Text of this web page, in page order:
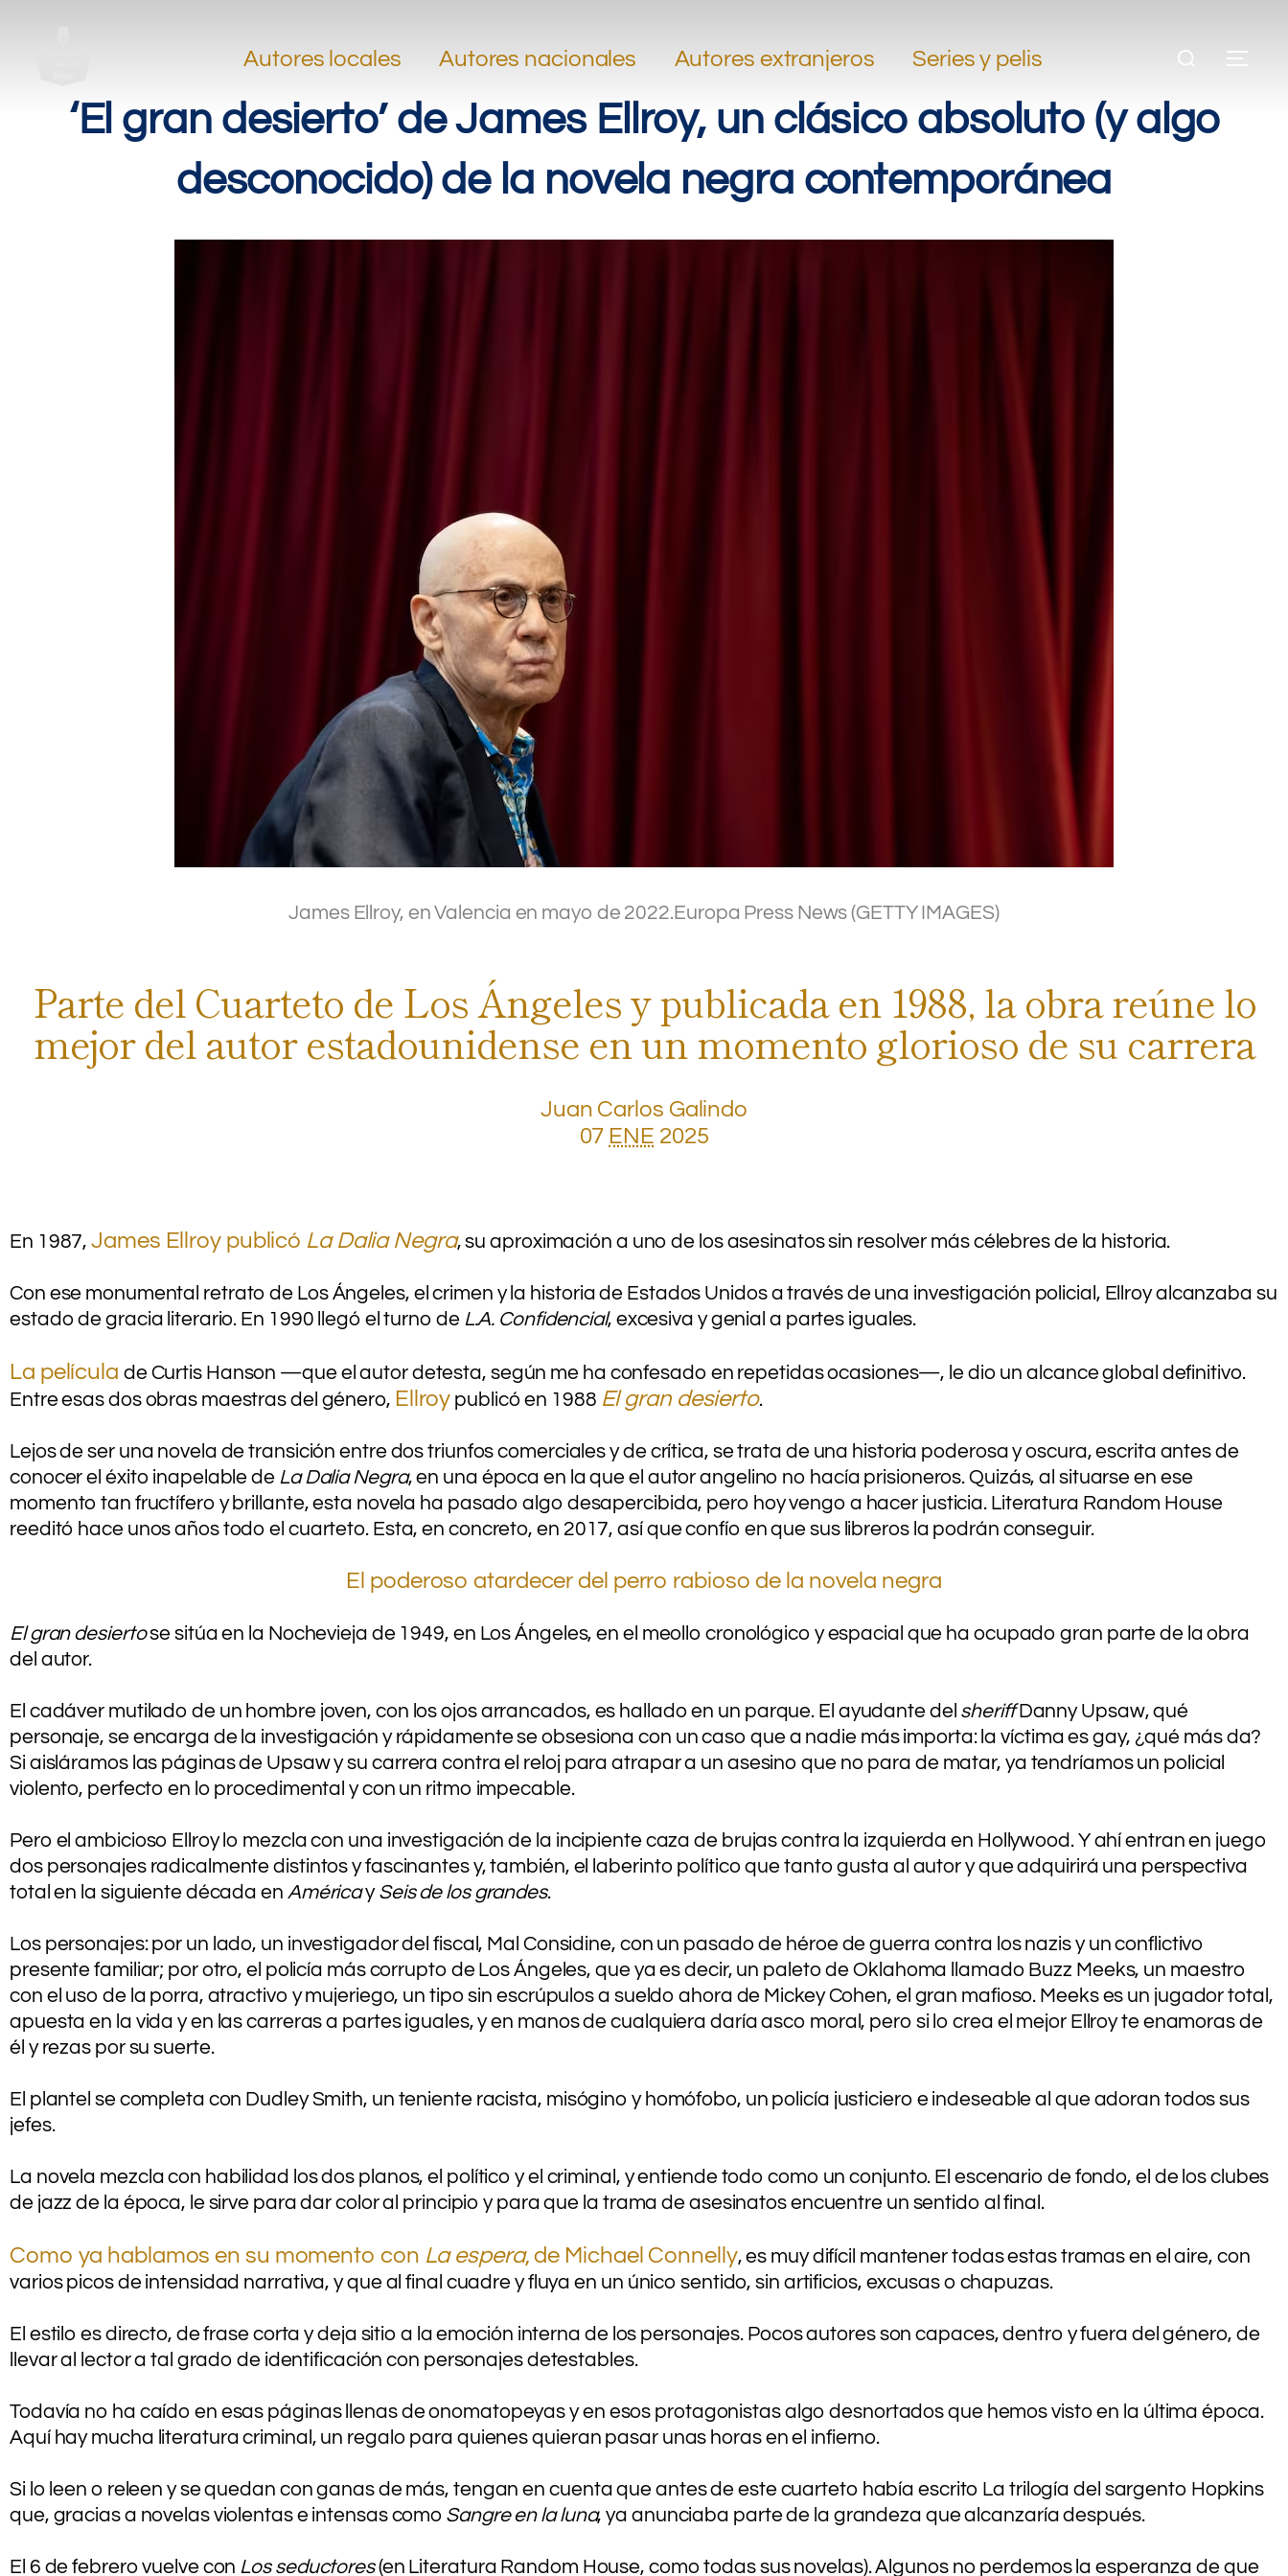
Autores locales Autores nacionales Autores extranjeros Series y pelis
‘El gran desierto’ de James Ellroy, un clásico absoluto (y algo
desconocido) de la novela negra contemporánea
James Ellroy, en Valencia en mayo de 2022.Europa Press News (GETTY IMAGES)
Parte del Cuarteto de Los Ángeles y publicada en 1988, la obra reúne lo
mejor del autor estadounidense en un momento glorioso de su carrera
Juan Carlos Galindo
07 ENE 2025
En 1987,James Ellroy publicó La Dalia Negra, su aproximación a uno de los asesinatos sin resolver más célebres de la historia.
Con ese monumental retrato de Los Ángeles, el crimen y la historia de Estados Unidos a través de una investigación policial, Ellroy alcanzaba su
estado de gracia literario. En 1990 llegó el turno de L.A. Confidencial, excesiva y genial a partes iguales.
La película de Curtis Hanson —que el autor detesta, según me ha confesado en repetidas ocasiones—, le dio un alcance global definitivo.
Entre esas dos obras maestras del género, Ellroy publicó en 1988 El gran desierto.
Lejos de ser una novela de transición entre dos triunfos comerciales y de crítica, se trata de una historia poderosa y oscura, escrita antes de
conocer el éxito inapelable de La Dalia Negra, en una época en la que el autor angelino no hacía prisioneros. Quizás, al situarse en ese
momento tan fructífero y brillante, esta novela ha pasado algo desapercibida, pero hoy vengo a hacer justicia. Literatura Random House
reeditó hace unos años todo el cuarteto. Esta, en concreto, en 2017, así que confío en que sus libreros la podrán conseguir.
El poderoso atardecer del perro rabioso de la novela negra
El gran desiertose sitúa en la Nochevieja de 1949, en Los Ángeles, en el meollo cronológico y espacial que ha ocupado gran parte de la obra
del autor.
El cadáver mutilado de un hombre joven, con los ojos arrancados, es hallado en un parque. El ayudante del sheriffDanny Upsaw, qué
personaje, se encarga de la investigación y rápidamente se obsesiona con un caso que a nadie más importa: la víctima es gay, ¿qué más da?
Si aisláramos las páginas de Upsaw y su carrera contra el reloj para atrapar a un asesino que no para de matar, ya tendríamos un policial
violento, perfecto en lo procedimental y con un ritmo impecable.
Pero el ambicioso Ellroy lo mezcla con una investigación de la incipiente caza de brujas contra la izquierda en Hollywood. Y ahí entran en juego
dos personajes radicalmente distintos y fascinantes y, también, el laberinto político que tanto gusta al autor y que adquirirá una perspectiva
total en la siguiente década en AméricaySeis de los grandes.
Los personajes: por un lado, un investigador del fiscal, Mal Considine, con un pasado de héroe de guerra contra los nazis y un conflictivo
presente familiar; por otro, el policía más corrupto de Los Ángeles, que ya es decir, un paleto de Oklahoma llamado Buzz Meeks, un maestro
con el uso de la porra, atractivo y mujeriego, un tipo sin escrúpulos a sueldo ahora de Mickey Cohen, el gran mafioso. Meeks es un jugador total,
apuesta en la vida y en las carreras a partes iguales, y en manos de cualquiera daría asco moral, pero si lo crea el mejor Ellroy te enamoras de
él y rezas por su suerte.
El plantel se completa con Dudley Smith, un teniente racista, misógino y homófobo, un policía justiciero e indeseable al que adoran todos sus
jefes.
La novela mezcla con habilidad los dos planos, el político y el criminal, y entiende todo como un conjunto. El escenario de fondo, el de los clubes
de jazz de la época, le sirve para dar color al principio y para que la trama de asesinatos encuentre un sentido al final.
Como ya hablamos en su momento con La espera, de Michael Connelly, es muy difícil mantener todas estas tramas en el aire, con
varios picos de intensidad narrativa, y que al final cuadre y fluya en un único sentido, sin artificios, excusas o chapuzas.
El estilo es directo, de frase corta y deja sitio a la emoción interna de los personajes. Pocos autores son capaces, dentro y fuera del género, de
llevar al lector a tal grado de identificación con personajes detestables.
Todavía no ha caído en esas páginas llenas de onomatopeyas y en esos protagonistas algo desnortados que hemos visto en la última época.
Aquí hay mucha literatura criminal, un regalo para quienes quieran pasar unas horas en el infierno.
Si lo leen o releen y se quedan con ganas de más, tengan en cuenta que antes de este cuarteto había escrito La trilogía del sargento Hopkins
que, gracias a novelas violentas e intensas como Sangre en la luna, ya anunciaba parte de la grandeza que alcanzaría después.
El 6 de febrero vuelve con Los seductores(en Literatura Random House, como todas sus novelas). Algunos no perdemos la esperanza de que